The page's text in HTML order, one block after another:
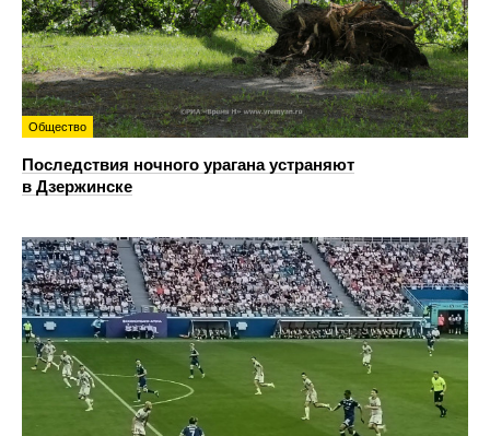
Общество
Последствия ночного урагана устраняют
в Дзержинске